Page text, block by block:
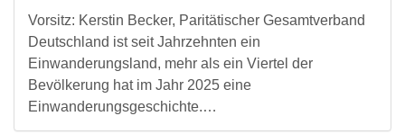
Vorsitz: Kerstin Becker, Paritätischer Gesamtverband
Deutschland ist seit Jahrzehnten ein
Einwanderungsland, mehr als ein Viertel der
Bevölkerung hat im Jahr 2025 eine
Einwanderungsgeschichte.…